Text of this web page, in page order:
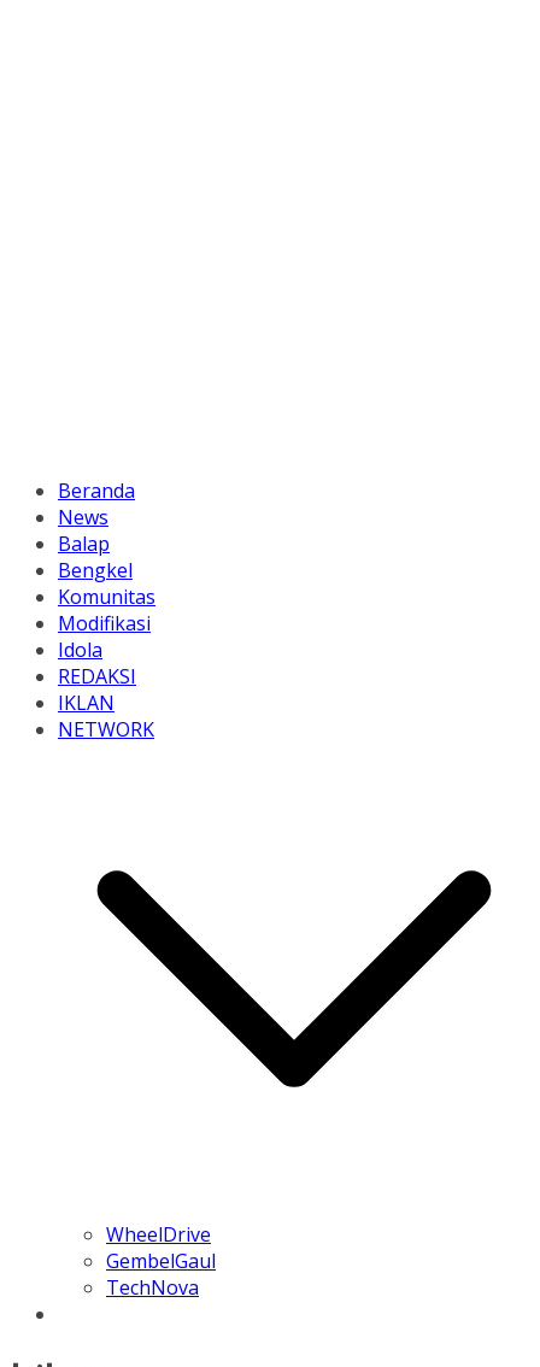
Beranda
News
Balap
Bengkel
Komunitas
Modifikasi
Idola
REDAKSI
IKLAN
NETWORK
WheelDrive
GembelGaul
TechNova